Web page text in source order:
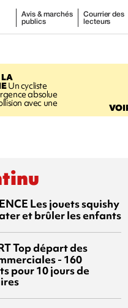
Avis & marchés
publics
Courrier des
lecteurs
LA
Un cycliste
absolue
avec une
Les jouets squishy
et brûler les enfants
Top départ des
- 160
pour 10 jours de